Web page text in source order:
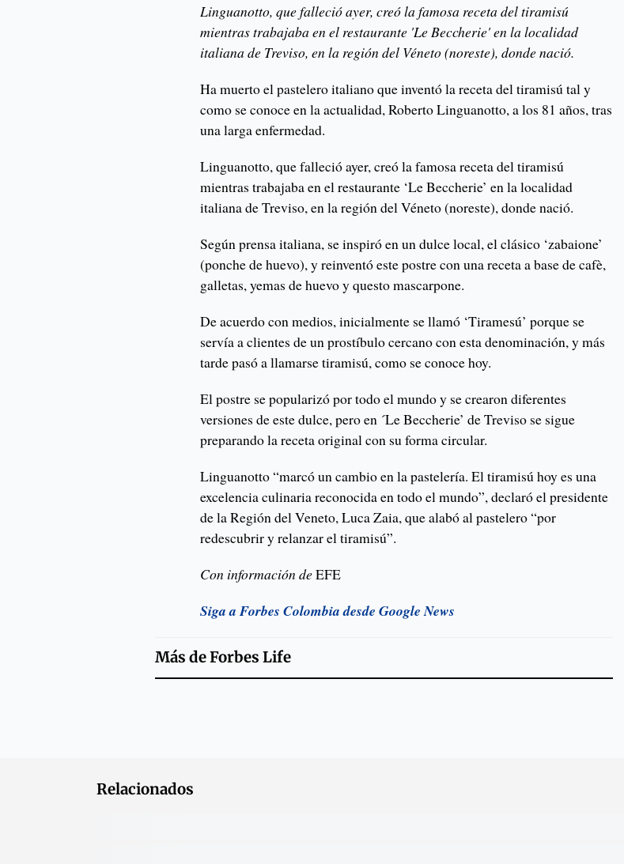
Linguanotto, que falleció ayer, creó la famosa receta del tiramisú
mientras trabajaba en el restaurante 'Le Beccherie' en la localidad
italiana de Treviso, en la región del Véneto (noreste), donde nació.
Ha muerto el pastelero italiano que inventó la receta del tiramisú tal y
como se conoce en la actualidad, Roberto Linguanotto, a los 81 años, tras
una larga enfermedad.
Linguanotto, que falleció ayer, creó la famosa receta del tiramisú
mientras trabajaba en el restaurante ‘Le Beccherie’ en la localidad
italiana de Treviso, en la región del Véneto (noreste), donde nació.
Según prensa italiana, se inspiró en un dulce local, el clásico ‘zabaione’
(ponche de huevo), y reinventó este postre con una receta a base de cafè,
galletas, yemas de huevo y questo mascarpone.
De acuerdo con medios, inicialmente se llamó ‘Tiramesú’ porque se
servía a clientes de un prostíbulo cercano con esta denominación, y más
tarde pasó a llamarse tiramisú, como se conoce hoy.
El postre se popularizó por todo el mundo y se crearon diferentes
versiones de este dulce, pero en ´Le Beccherie’ de Treviso se sigue
preparando la receta original con su forma circular.
Linguanotto “marcó un cambio en la pastelería. El tiramisú hoy es una
excelencia culinaria reconocida en todo el mundo”, declaró el presidente
de la Región del Veneto, Luca Zaia, que alabó al pastelero “por
redescubrir y relanzar el tiramisú”.
Con información deEFE
Siga a Forbes Colombia desde Google News
Más deForbes Life
Relacionados